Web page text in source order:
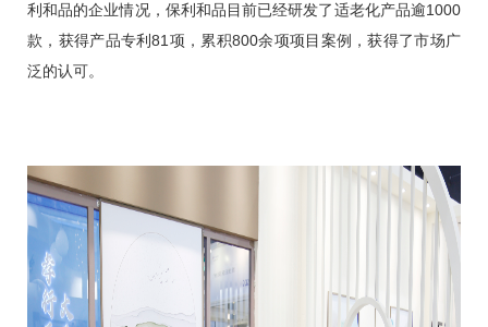
利和品的企业情况，保利和品目前已经研发了适老化产品逾1000
款，获得产品专利81项，累积800余项项目案例，获得了市场广
泛的认可。